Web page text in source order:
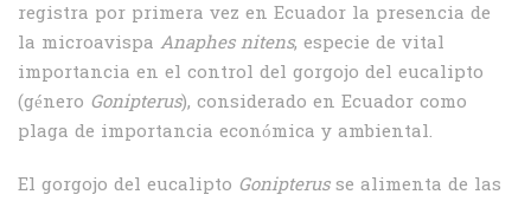
registra por primera vez en Ecuador la presencia de
la microavispa Anaphes nitens, especie de vital
importancia en el control del gorgojo del eucalipto
(género Gonipterus), considerado en Ecuador como
plaga de importancia económica y ambiental.
El gorgojo del eucalipto Gonipterusse alimenta de las